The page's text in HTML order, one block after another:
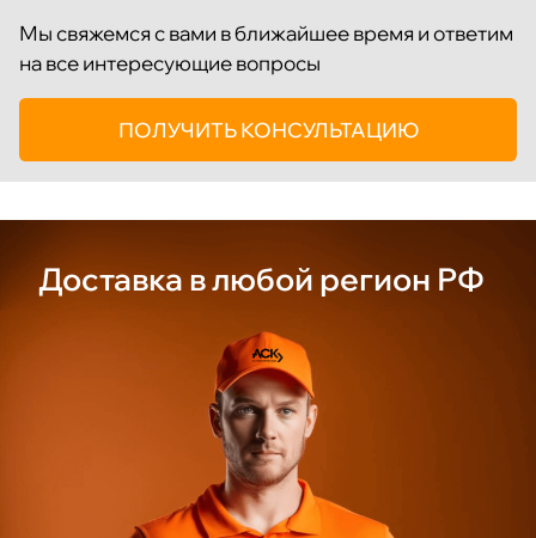
Доставка в любой регион РФ
Мы свяжемся с вами в ближайшее время и ответим
на все интересующие вопросы
ПОЛУЧИТЬ КОНСУЛЬТАЦИЮ